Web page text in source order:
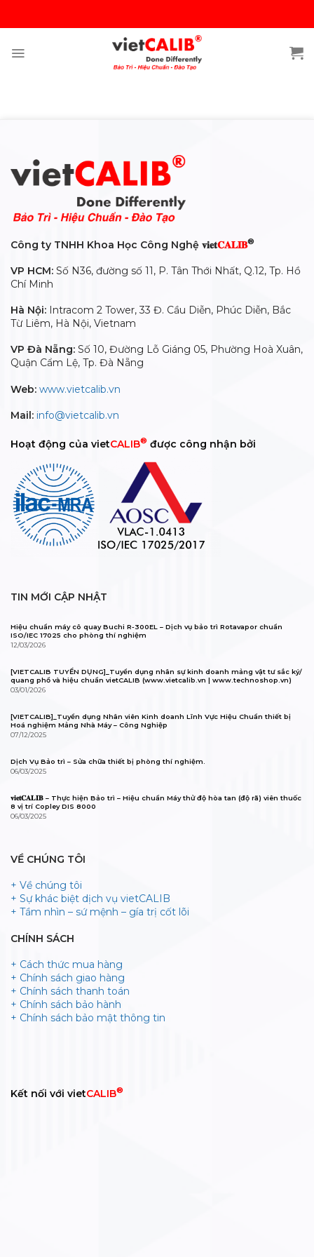
content
Công ty TNHH Khoa Học Công Nghệ 𝐯𝐢𝐞𝐭𝐂𝐀𝐋𝐈𝐁®
VP HCM: Số N36, đường số 11, P. Tân Thới Nhất, Q.12, Tp. Hồ
Chí Minh
Hà Nội: Intracom 2 Tower, 33 Đ. Cầu Diễn, Phúc Diễn, Bắc
Từ Liêm, Hà Nội, Vietnam
VP Đà Nẵng: Số 10, Đường Lỗ Giáng 05, Phường Hoà Xuân,
Quận Cẩm Lệ, Tp. Đà Nẵng
Web: www.vietcalib.vn
Mail: info@vietcalib.vn
Hoạt động của vietCALIB® được công nhận bởi
TIN MỚI CẬP NHẬT
Hiệu chuẩn máy cô quay Buchi R-300EL – Dịch vụ bảo trì Rotavapor chuẩn
ISO/IEC 17025 cho phòng thí nghiệm
12/03/2026
[VIETCALIB TUYỂN DỤNG]_Tuyển dụng nhân sự kinh doanh mảng vật tư sắc ký/
quang phổ và hiệu chuẩn vietCALIB (www.vietcalib.vn | www.technoshop.vn)
03/01/2026
[VIETCALIB]_Tuyển dụng Nhân viên Kinh doanh Lĩnh Vực Hiệu Chuẩn thiết bị
Hoá nghiệm Mảng Nhà Máy – Công Nghiệp
07/12/2025
Dịch Vụ Bảo trì – Sửa chữa thiết bị phòng thí nghiệm.
06/03/2025
𝐯𝐢𝐞𝐭𝐂𝐀𝐋𝐈𝐁 – Thực hiện Bảo trì – Hiệu chuẩn Máy thử độ hòa tan (độ rã) viên thuốc
8 vị trí Copley DIS 8000
06/03/2025
VỀ CHÚNG TÔI
+ Về chúng tôi
+ Sự khác biệt dịch vụ vietCALIB
+ Tầm nhìn – sứ mệnh – gía trị cốt lõi
CHÍNH SÁCH
+ Cách thức mua hàng
+ Chính sách giao hàng
+ Chính sách thanh toán
+ Chính sách bảo hành
+ Chính sách bảo mật thông tin
Kết nối với vietCALIB®